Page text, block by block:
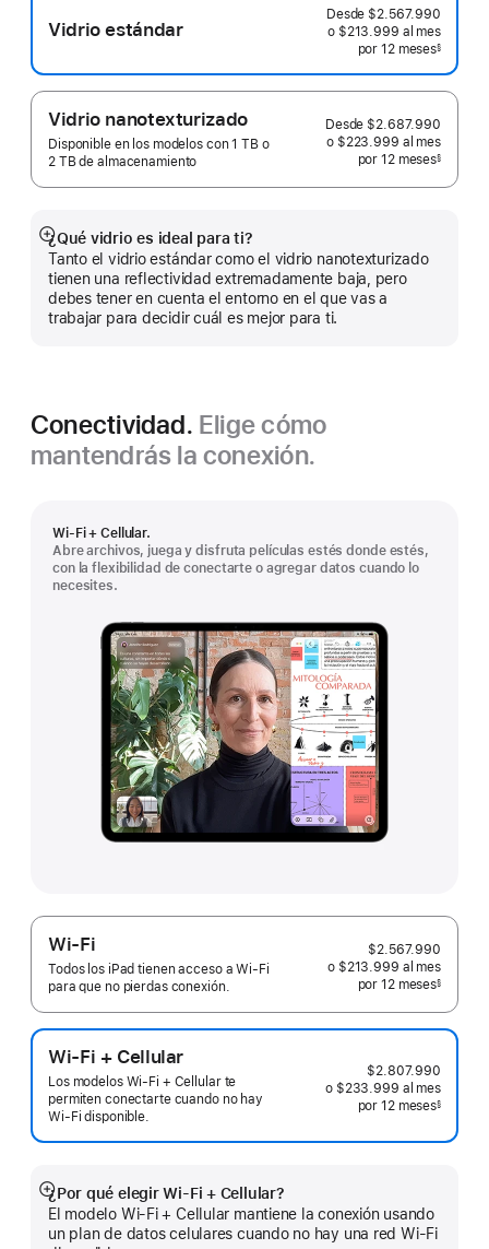
Vidrio estándar
Desde $2.567.990
o $213.999 al mes
por 12 mesesmeses
Nota a pie de página
§
Vidrio nanotexturizado
Disponible en los modelos con 1 TB o
2 TB de almacenamiento
Desde $2.687.990
o $223.999 al mes
por 12 mesesmeses
Nota a pie de página
§
¿Qué vidrio es ideal para ti?
Tanto el vidrio estándar como el vidrio nanotexturizado
tienen una reflectividad extremadamente baja, pero
debes tener en cuenta el entorno en el que vas a
trabajar para decidir cuál es mejor para ti.
Mostrar
más
Conectividad. Elige cómo
mantendrás la conexión.
Wi-Fi + Cellular.
Abre archivos, juega y disfruta películas estés donde estés,
con la flexibilidad de conectarte o agregar datos cuando lo
necesites.
Wi-Fi
Todos los iPad tienen acceso a Wi‑Fi
para que no pierdas conexión.
$2.567.990
o $213.999 al mes
por 12 mesesmeses
Nota a pie de página
§
Wi-Fi + Cellular
Los modelos Wi-Fi + Cellular te
permiten conectarte cuando no hay
Wi-Fi disponible.
$2.807.990
o $233.999 al mes
por 12 mesesmeses
Nota a pie de página
§
¿Por qué elegir Wi‑Fi + Cellular?
El modelo Wi-Fi + Cellular mantiene la conexión usando
un plan de datos celulares cuando no hay una red Wi‑Fi
Mostrar
más